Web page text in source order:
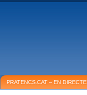
PRATENCS.CAT – EN DIRECTE